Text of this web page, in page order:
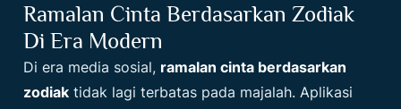
Ramalan Cinta Berdasarkan Zodiak
Di Era Modern
Di era media sosial, ramalan cinta berdasarkan
zodiak tidak lagi terbatas pada majalah. Aplikasi